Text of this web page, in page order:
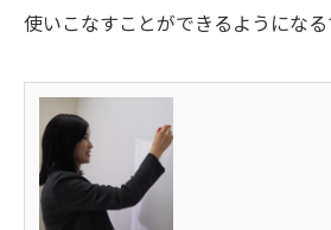
使いこなすことができるようになる